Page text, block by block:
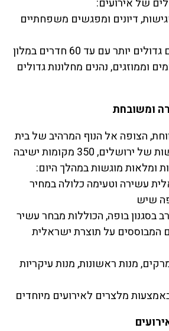
של אירועים:
דיונים ומפגשים משפחתיים
עם עד 60 חדרים במלון
וממוזגים, נהנים מחלונות גדולים
ומשובחת
הצופה אל הנוף המרהיב של בית
לחם והשכונות החדשות של ירושלים, 350 מקומות ישיבה
ומלאות מוגשות במהלך היום:
עשירה וטעימה כלולה במחיר
שיש
בסגנון בופה, הכוללות מבחר עשיר
המבוססים על תוצרת ישראלית
מנות ראשונות, מנות עיקריות
מלצרים לאירועים מיוחדים